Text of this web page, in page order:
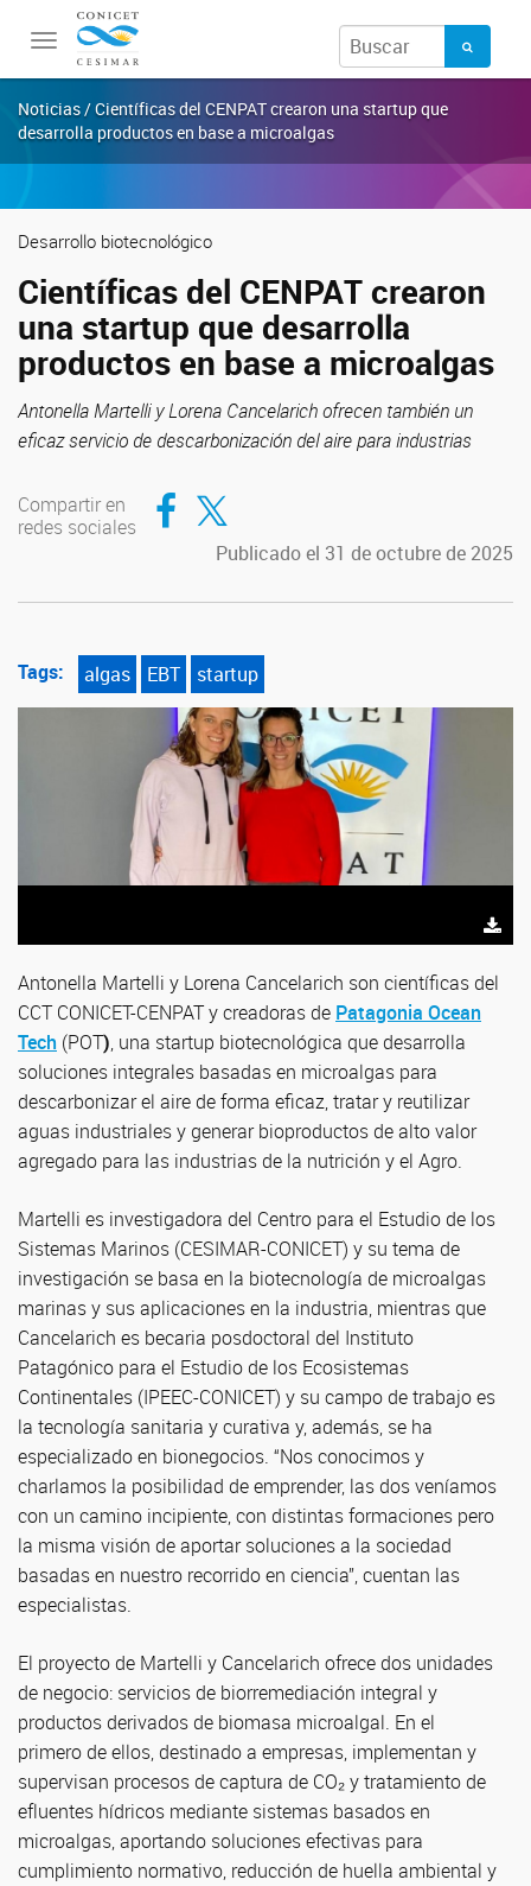
Toggle
navigation
Noticias / Científicas del CENPAT crearon una startup que
desarrolla productos en base a microalgas
Desarrollo biotecnológico
Científicas del CENPAT crearon
una startup que desarrolla
productos en base a microalgas
Antonella Martelli y Lorena Cancelarich ofrecen también un
eficaz servicio de descarbonización del aire para industrias
Compartir en
redes sociales
Compartir en Facebook
Compartir en Twitter
Publicado el 31 de octubre de 2025
Tags: algas EBT startup
Antonella Martelli y Lorena Cancelarich son científicas del
CCT CONICET-CENPAT y creadoras de Patagonia Ocean
Tech (POT), una startup biotecnológica que desarrolla
soluciones integrales basadas en microalgas para
descarbonizar el aire de forma eficaz, tratar y reutilizar
aguas industriales y generar bioproductos de alto valor
agregado para las industrias de la nutrición y el Agro.
Martelli es investigadora del Centro para el Estudio de los
Sistemas Marinos (CESIMAR-CONICET) y su tema de
investigación se basa en la biotecnología de microalgas
marinas y sus aplicaciones en la industria, mientras que
Cancelarich es becaria posdoctoral del Instituto
Patagónico para el Estudio de los Ecosistemas
Continentales (IPEEC-CONICET) y su campo de trabajo es
la tecnología sanitaria y curativa y, además, se ha
especializado en bionegocios. “Nos conocimos y
charlamos la posibilidad de emprender, las dos veníamos
con un camino incipiente, con distintas formaciones pero
la misma visión de aportar soluciones a la sociedad
basadas en nuestro recorrido en ciencia”, cuentan las
especialistas.
El proyecto de Martelli y Cancelarich ofrece dos unidades
de negocio: servicios de biorremediación integral y
productos derivados de biomasa microalgal. En el
primero de ellos, destinado a empresas, implementan y
supervisan procesos de captura de CO₂ y tratamiento de
efluentes hídricos mediante sistemas basados en
microalgas, aportando soluciones efectivas para
cumplimiento normativo, reducción de huella ambiental y